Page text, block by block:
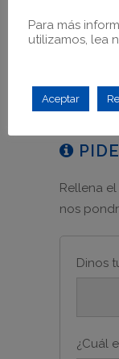
Flujo
Rellena
nos
Dinos
¿Cuál
Para más
utilizamos, lea
Aceptar